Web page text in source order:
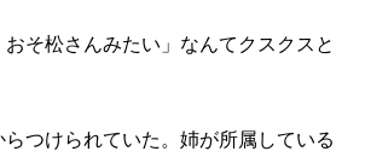
そ松さんみたい」なんてクスクスと
つけられていた。姉が所属している